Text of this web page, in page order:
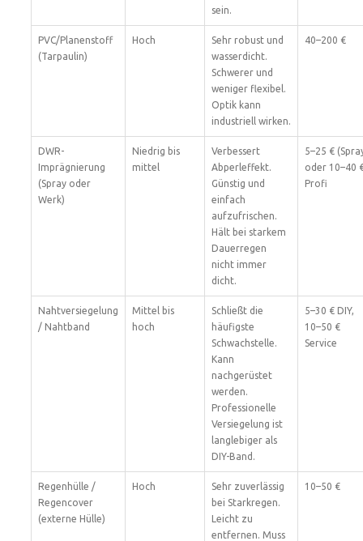
sein.
PVC/Planenstoff
(Tarpaulin)
Hoch
Sehr robust und
wasserdicht.
Schwerer und
weniger flexibel.
Optik kann
industriell wirken.
40–200 €
DWR-
Imprägnierung
(Spray oder
Werk)
Niedrig bis
mittel
Verbessert
Abperleffekt.
Günstig und
einfach
aufzufrischen.
Hält bei starkem
Dauerregen
nicht immer
dicht.
5–25 €
oder 10–40
Profi
Nahtversiegelung
/ Nahtband
Mittel bis
hoch
Schließt die
häufigste
Schwachstelle.
Kann
nachgerüstet
werden.
Professionelle
Versiegelung ist
langlebiger als
DIY-Band.
5–30 € DIY,
10–50 €
Service
Regenhülle /
Regencover
(externe Hülle)
Hoch
Sehr zuverlässig
bei Starkregen.
Leicht zu
entfernen. Muss
10–50 €